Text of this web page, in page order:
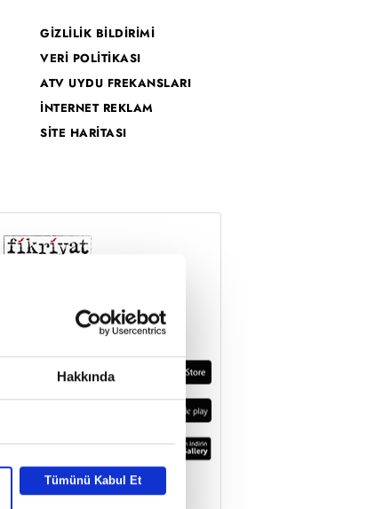
Hakkında
Tümünü Kabul Et
GİZLİLİK BİLDİRİMİ
VERİ POLİTİKASI
ATV UYDU FREKANSLARI
İNTERNET REKLAM
SİTE HARİTASI